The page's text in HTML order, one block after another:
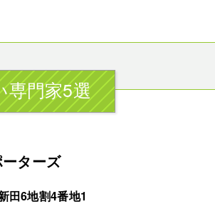
専門家5選
ターズ
田6地割4番地1